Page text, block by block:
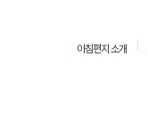
아침편지 소개